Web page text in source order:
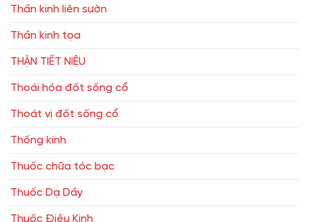
Thần kinh liên sườn
Thần kinh tọa
THẬN TIẾT NIỆU
Thoái hóa đốt sống cổ
Thoát vị đốt sống cổ
Thống kinh
Thuốc chữa tóc bạc
Thuốc Dạ Dầy
Thuốc Điều Kinh